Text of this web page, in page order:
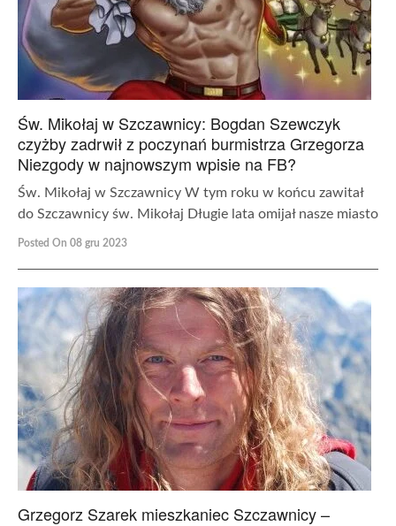
Św. Mikołaj w Szczawnicy: Bogdan Szewczyk
czyżby zadrwił z poczynań burmistrza Grzegorza
Niezgody w najnowszym wpisie na FB?
Św. Mikołaj w Szczawnicy W tym roku w końcu zawitał
do Szczawnicy św. Mikołaj Długie lata omijał nasze miasto
Posted On 08 gru 2023
Grzegorz Szarek mieszkaniec Szczawnicy –